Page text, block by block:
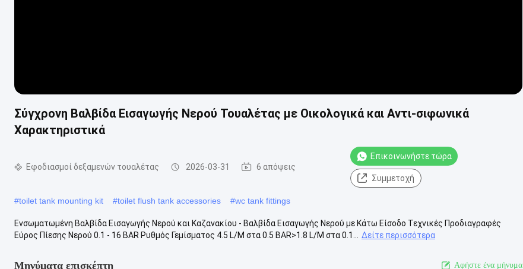
Σύγχρονη Βαλβίδα Εισαγωγής Νερού Τουαλέτας με Οικολογικά και Αντι-σιφωνικά
Χαρακτηριστικά
Εφοδιασμοί δεξαμενών τουαλέτας 2026-03-31 6 απόψεις
Επικοινωνήστε τώρα
Συμμετοχή
#toilet tank mounting kit #toilet flush tank accessories #wc tank fittings
Ενσωματωμένη Βαλβίδα Εισαγωγής Νερού και Καζανακίου - Βαλβίδα Εισαγωγής Νερού με Κάτω Είσοδο Τεχνικές Προδιαγραφές
Εύρος Πίεσης Νερού 0.1 - 16 BAR Ρυθμός Γεμίσματος 4.5 L/M στα 0.5 BAR>1.8 L/M στα 0.1...
Δείτε περισσότερα
Μηνύματα επισκέπτη Αφήστε ένα μήνυμα